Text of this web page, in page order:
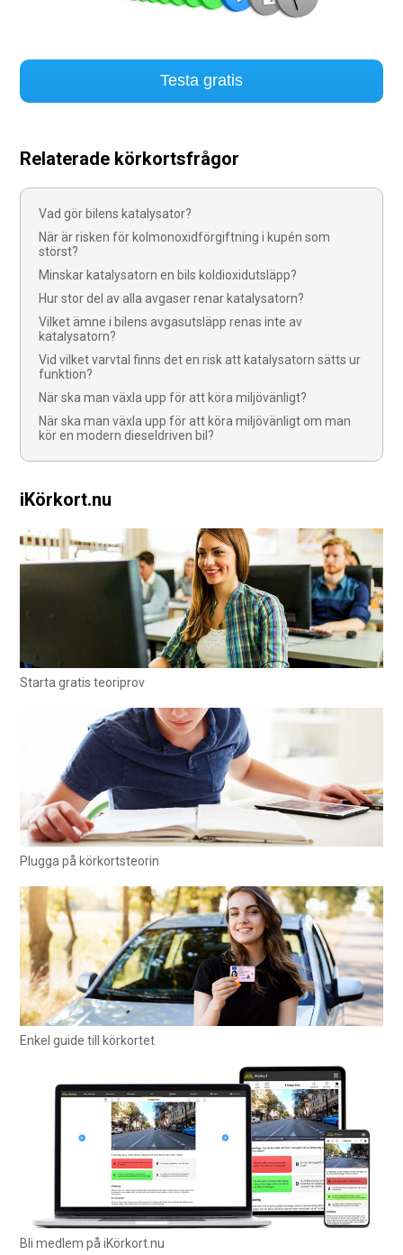
Testa gratis
Relaterade körkortsfrågor
Vad gör bilens katalysator?
När är risken för kolmonoxidförgiftning i kupén som
störst?
Minskar katalysatorn en bils koldioxidutsläpp?
Hur stor del av alla avgaser renar katalysatorn?
Vilket ämne i bilens avgasutsläpp renas inte av
katalysatorn?
Vid vilket varvtal finns det en risk att katalysatorn sätts ur
funktion?
När ska man växla upp för att köra miljövänligt?
När ska man växla upp för att köra miljövänligt om man
kör en modern dieseldriven bil?
iKörkort.nu
Starta gratis teoriprov
Plugga på körkortsteorin
Enkel guide till körkortet
Bli medlem på iKörkort.nu